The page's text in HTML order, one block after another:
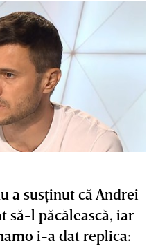
a susţinut că Andrei
să-l păcălească, iar
i-a dat replica: